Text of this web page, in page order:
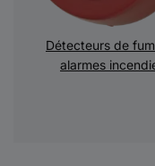
Détecteurs de
alarmes